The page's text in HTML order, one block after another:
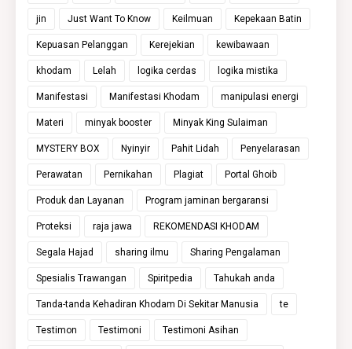
jin Just Want To Know Keilmuan Kepekaan Batin
Kepuasan Pelanggan Kerejekian kewibawaan
khodam Lelah logika cerdas logika mistika
Manifestasi Manifestasi Khodam manipulasi energi
Materi minyak booster Minyak King Sulaiman
MYSTERY BOX Nyinyir Pahit Lidah Penyelarasan
Perawatan Pernikahan Plagiat Portal Ghoib
Produk dan Layanan Program jaminan bergaransi
Proteksi raja jawa REKOMENDASI KHODAM
Segala Hajad sharing ilmu Sharing Pengalaman
Spesialis Trawangan Spiritpedia Tahukah anda
Tanda-tanda Kehadiran Khodam Di Sekitar Manusia te
Testimon Testimoni Testimoni Asihan